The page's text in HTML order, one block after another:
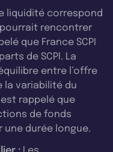
liquidité correspond
rencontrer
que France SCPI
de SCPI. La
entre l’offre
la variabilité du
rappelé que
de fonds
une durée longue.